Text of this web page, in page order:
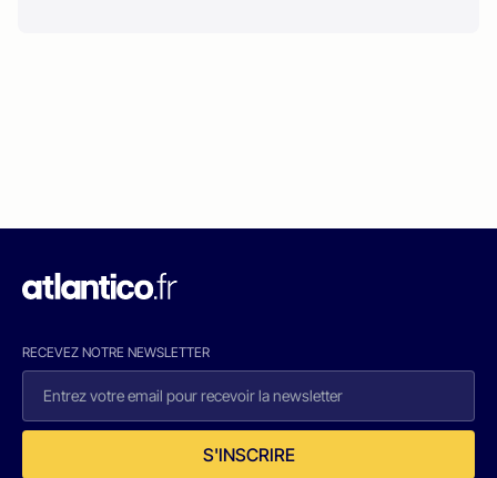
RECEVEZ NOTRE NEWSLETTER
S'INSCRIRE